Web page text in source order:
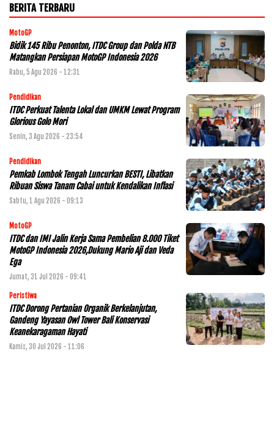
BERITA TERBARU
MotoGP
Bidik 145 Ribu Penonton, ITDC Group dan Polda NTB
Matangkan Persiapan MotoGP Indonesia 2026
Rabu, 5 Agu 2026 - 12:31
Pendidikan
ITDC Perkuat Talenta Lokal dan UMKM Lewat Program
Glorious Golo Mori
Senin, 3 Agu 2026 - 23:54
Pendidikan
Pemkab Lombok Tengah Luncurkan BESTI, Libatkan
Ribuan Siswa Tanam Cabai untuk Kendalikan Inflasi
Sabtu, 1 Agu 2026 - 09:13
MotoGP
ITDC dan IMI Jalin Kerja Sama Pembelian 8.000 Tiket
MotoGP Indonesia 2026,Dukung Mario Aji dan Veda
Ega
Jumat, 31 Jul 2026 - 09:41
Peristiwa
ITDC Dorong Pertanian Organik Berkelanjutan,
Gandeng Yayasan Owl Tower Bali Konservasi
Keanekaragaman Hayati
Kamis, 30 Jul 2026 - 11:06